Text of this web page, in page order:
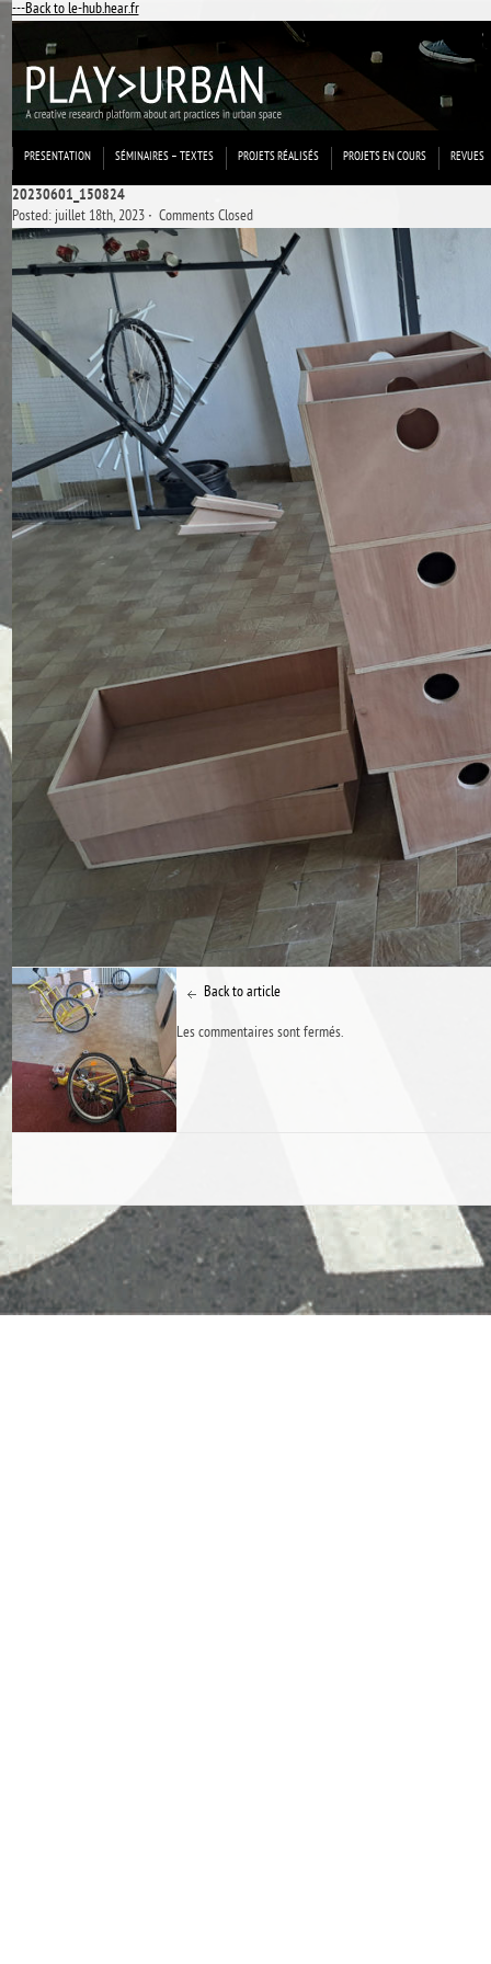
---Back to le-hub.hear.fr
PRESENTATION SÉMINAIRES – TEXTES PROJETS RÉALISÉS PROJETS EN COURS REVUES
20230601_150824
Posted: juillet 18th, 2023 ˑ Comments Closed
Back to article
Les commentaires sont fermés.